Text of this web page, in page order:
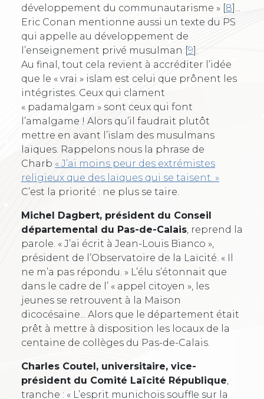
développement du communautarisme » [8]
Eric Conan mentionne aussi un texte du PS
qui appelle au développement de
l’enseignement privé musulman [9]
Au final, tout cela revient à accréditer l’idée
que le « vrai » islam est celui que prônent les
intégristes. Ceux qui clament
« padamalgam » sont ceux qui font
l’amalgame ! Alors qu’il faudrait plutôt
mettre en avant l’islam des musulmans
laïques. Rappelons nous la phrase de
Charb « J’ai moins peur des extrémistes
religieux que des laïques qui se taisent. »
C’est la priorité : ne plus se taire.
Michel Dagbert, président du Conseil
départemental du Pas-de-Calais , reprend la
parole. « J’ai écrit à Jean-Louis Bianco »,
président de l’Observatoire de la Laïcité. « Il
ne m’a pas répondu. » L’élu s’étonnait que
dans le cadre de l’ « appel citoyen », les
jeunes se retrouvent à la Maison
dicocésaine... Alors que le département était
prêt à mettre à disposition les locaux de la
centaine de collèges du Pas-de-Calais.
Charles Coutel, universitaire, vice-
président du Comité Laïcité République
tranche : « L’esprit munichois souffle sur la